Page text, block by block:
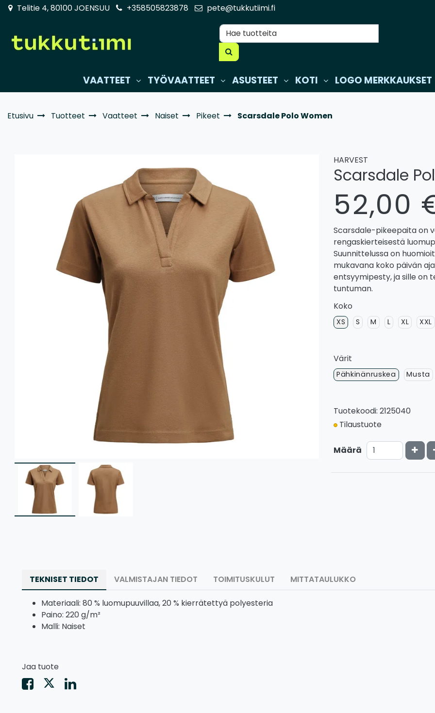
Siirry pääsisältöön
Telitie 4, 80100 JOENSUU +358505823878 pete@tukkutiimi.fi
VAATTEET TYÖVAATTEET ASUSTEET KOTI LOGO MERKKAUKSET
Etusivu Tuotteet Vaatteet Naiset Pikeet Scarsdale Polo Women
HARVEST
Scarsdale
52,00
Scarsdale-pikeepaita on
rengaskierteisestä
Suunnittelussa on
mukavana koko päivän
entsyymipesty, ja sille on
tuntuman.
Koko
XS S M L XL XXL
Värit
Pähkinänruskea Musta
Tuotekoodi: 2125040
Tilaustuote
Määrä
TEKNISET TIEDOT VALMISTAJAN TIEDOT TOIMITUSKULUT MITTATAULUKKO
Materiaali: 80 % luomupuuvillaa, 20 % kierrätettyä polyesteria
Paino: 220 g/m²
Malli: Naiset
Jaa tuote